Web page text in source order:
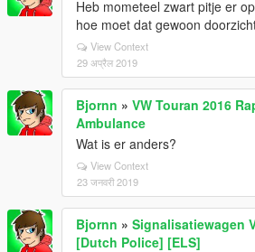
Heb mometeel zwart pitje er
hoe moet dat gewoon
View Context
29 अप्रैल 2019
Bjornn » VW Touran 2016
Ambulance
Wat is er anders?
View Context
23 जनवरी 2019
Bjornn » Signalisatiewagen
[Dutch Police] [ELS]